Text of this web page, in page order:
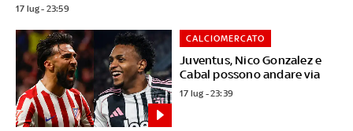
17 lug - 23:59
Juventus, Nico Gonzalez e
Cabal possono andare via
CALCIOMERCATO
17 lug - 23:39